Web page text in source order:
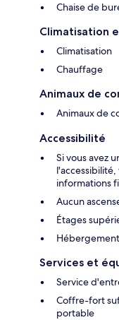
Chaise de
Climatisation
Climatisation
Chauffage
Animaux de
Animaux de
Accessibilité
Si vous avez
informations
Aucun
Étages
Services et
Service
Coffre-fort
portable